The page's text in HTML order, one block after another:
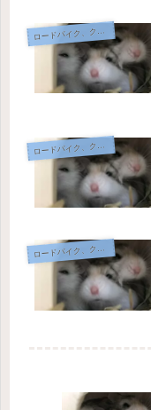
ロ ードバイク、クロスバイク、自転車
ロ ードバイク、クロスバイク、自転車
ロ ードバイク、クロスバイク、自転車